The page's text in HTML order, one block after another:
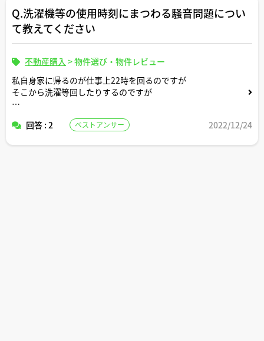
管理費 2.5万円/月
修繕積立金 1.6万円/月
築 8年
●購入者
年
妻 29歳 年収800万 プライム上場企業勤務4年
夫婦とも、今後の賃金上昇は緩やかな予想（夫 2,000万
円、妻1,000万円程度が上限）
金融資産 2,000万円（夫婦合計。預貯金とNISA, iDeCoの
Q.洗濯機等の使用時刻にまつわる騒音問題につい
て教えてください
不動産購入 >物件選び・物件レビュー
私自身家に帰るのが仕事上22時を回るのですが
そこから洗濯等回したりするのですが
それで騒音についてですが
回答 : 2 ベストアンサー 2022/12/24